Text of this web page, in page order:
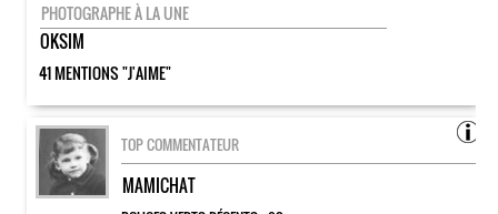
PHOTOGRAPHE À LA UNE
OKSIM
41 MENTIONS "J'AIME"
TOP COMMENTATEUR
MAMICHAT